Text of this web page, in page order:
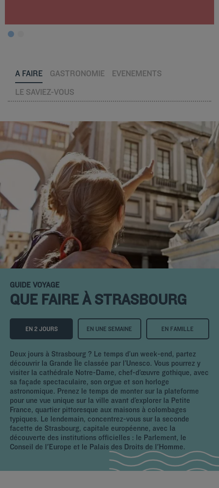
A FAIRE GASTRONOMIE
EVENEMENTS
LE SAVIEZ-VOUS
GUIDE VOYAGE
QUE FAIRE À STRASBOURG
EN 2 JOURS EN UNE SEMAINE EN FAMILLE
Deux jours à Strasbourg ? Le temps d’un week-end, partez
découvrir la Grande Île classée par l’Unesco. Vous pourrez y
visiter la cathédrale Notre-Dame, chef-d’œuvre gothique, avec
sa façade spectaculaire, son orgue et son horloge
astronomique. Prenez le temps de monter sur la plateforme
pour une vue unique sur la ville avant d’explorer la Petite
France, quartier pittoresque aux maisons à colombages
typiques. Le lendemain, concentrez-vous sur la seconde
facette de Strasbourg, capitale européenne, avec la
découverte des institutions officielles : le Parlement, le
Conseil de l'Europe et le Palais des Droits de l'Homme.